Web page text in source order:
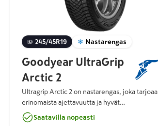
245/45R19 Nastarengas
Goodyear UltraGrip
Arctic 2
Ultragrip Arctic 2 on nastarengas, joka tarjoaa
erinomaista ajettavuutta ja hyvät
jarrutusominaisuudet lumella ja jäällä. Sen
Arctic Eagle Claw -nastan muoto on terävä
Saatavilla nopeasti